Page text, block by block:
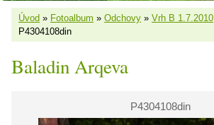
Úvod » Fotoalbum » Odchovy » Vrh B 1.7.2010
P4304108din
Baladin Arqeva
P4304108din